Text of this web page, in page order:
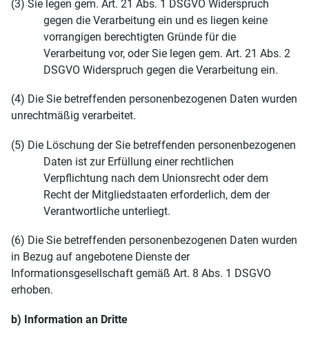
(3) Sie legen gem. Art. 21 Abs. 1 DSGVO Widerspruch
gegen die Verarbeitung ein und es liegen keine
vorrangigen berechtigten Gründe für die
Verarbeitung vor, oder Sie legen gem. Art. 21 Abs. 2
DSGVO Widerspruch gegen die Verarbeitung ein.
(4) Die Sie betreffenden personenbezogenen Daten wurden
unrechtmäßig verarbeitet.
(5) Die Löschung der Sie betreffenden personenbezogenen
Daten ist zur Erfüllung einer rechtlichen
Verpflichtung nach dem Unionsrecht oder dem
Recht der Mitgliedstaaten erforderlich, dem der
Verantwortliche unterliegt.
(6) Die Sie betreffenden personenbezogenen Daten wurden
in Bezug auf angebotene Dienste der
Informationsgesellschaft gemäß Art. 8 Abs. 1 DSGVO
erhoben.
b) Information an Dritte